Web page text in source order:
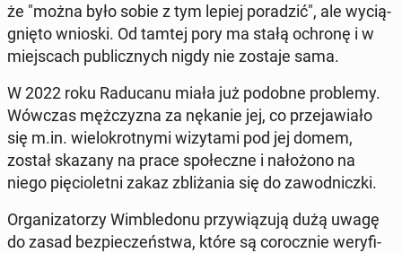
że "można było sobie z tym lepiej po­ra­dzić", ale wy­cią­
gnię­to wnioski. Od tamtej pory ma stałą ochronę i w
miej­scach pu­blicz­nych nigdy nie zostaje sama.
W 2022 roku Ra­du­ca­nu miała już podobne pro­ble­my.
Wówczas męż­czy­zna za nękanie jej, co prze­ja­wia­ło
się m.in. wie­lo­krot­ny­mi wi­zy­ta­mi pod jej domem,
został skazany na prace spo­łecz­ne i na­ło­żo­no na
niego pię­cio­let­ni zakaz zbli­ża­nia się do za­wod­nicz­ki.
Or­ga­ni­za­to­rzy Wim­ble­do­nu przy­wią­zu­ją dużą uwagę
do zasad bez­pie­czeń­stwa, które są co­rocz­nie we­ry­fi­